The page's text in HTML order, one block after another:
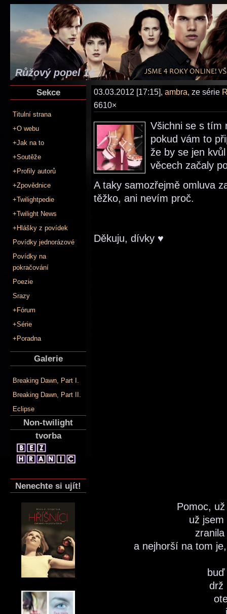
Růžový popel 16
Sekce
Titulní strana
+O webu
+Jak na to
+Soutěže
+Profily autorů
+Zpovědnice
+Twilightpedie
+Twilight News
+Hlášky z povídek
Povídky jednorázové
Povídky na
pokračování
Poezie
Srazy
+Fórum
+Série
+Poradna
Galerie
Breaking Dawn, Part I.
Breaking Dawn, Part II.
Eclipse
Non-twilight
tvorba
Nenechte si ujít!
03.03.2012 [17:15], ambra, ze série
6610×
Všichni se s tím
pokud vám to
že by se jen
věcech začaly
A taky samozřejmě omluva
těžko, ani nevím proč.
Děkuju, dívky ♥
Pomoc,
už
a nejhorší na tom
drž